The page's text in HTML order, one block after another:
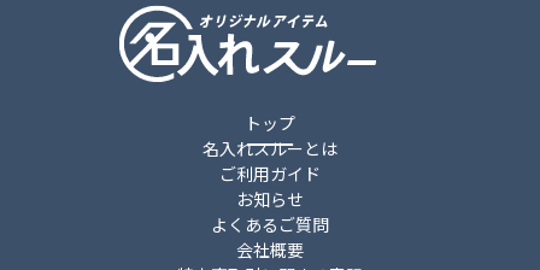
トップ
名入れスルーとは
ご利用ガイド
お知らせ
よくあるご質問
会社概要